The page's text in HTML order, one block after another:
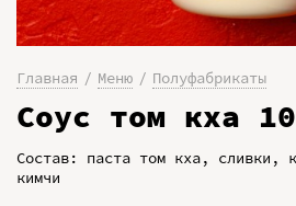
Главная Меню Полуфабрикаты
Соус том кха
Состав: паста том кха, сливки,
кимчи